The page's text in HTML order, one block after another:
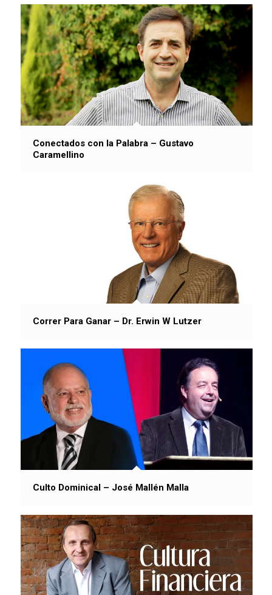
Conectados con la Palabra – Gustavo
Caramellino
Correr Para Ganar – Dr. Erwin W Lutzer
Culto Dominical – José Mallén Malla